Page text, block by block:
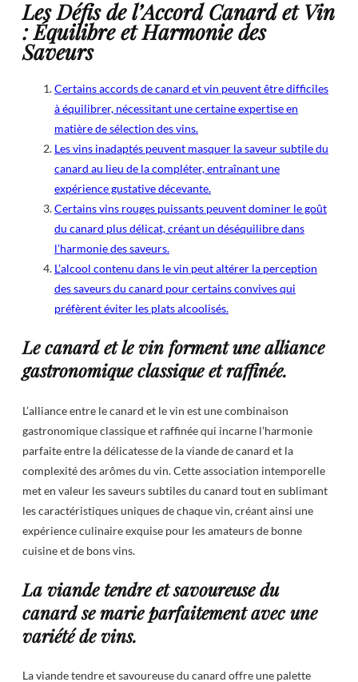
Les Défis de l’Accord Canard et Vin
: Équilibre et Harmonie des
Saveurs
Certains accords de canard et vin peuvent être difficiles
à équilibrer, nécessitant une certaine expertise en
matière de sélection des vins.
Les vins inadaptés peuvent masquer la saveur subtile du
canard au lieu de la compléter, entraînant une
expérience gustative décevante.
Certains vins rouges puissants peuvent dominer le goût
du canard plus délicat, créant un déséquilibre dans
l’harmonie des saveurs.
L’alcool contenu dans le vin peut altérer la perception
des saveurs du canard pour certains convives qui
préfèrent éviter les plats alcoolisés.
Le canard et le vin forment une alliance
gastronomique classique et raffinée.
L’alliance entre le canard et le vin est une combinaison
gastronomique classique et raffinée qui incarne l’harmonie
parfaite entre la délicatesse de la viande de canard et la
complexité des arômes du vin. Cette association intemporelle
met en valeur les saveurs subtiles du canard tout en sublimant
les caractéristiques uniques de chaque vin, créant ainsi une
expérience culinaire exquise pour les amateurs de bonne
cuisine et de bons vins.
La viande tendre et savoureuse du
canard se marie parfaitement avec une
variété de vins.
La viande tendre et savoureuse du canard offre une palette